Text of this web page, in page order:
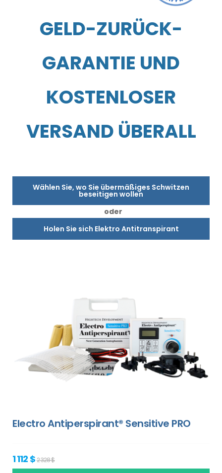
GELD-ZURÜCK-
GARANTIE UND
KOSTENLOSER
VERSAND ÜBERALL
Wählen Sie, wo Sie übermäßiges Schwitzen
beseitigen wollen
oder
Holen Sie sich Elektro Antitranspirant
Electro Antiperspirant® Sensitive PRO
1 112 $2 328 $